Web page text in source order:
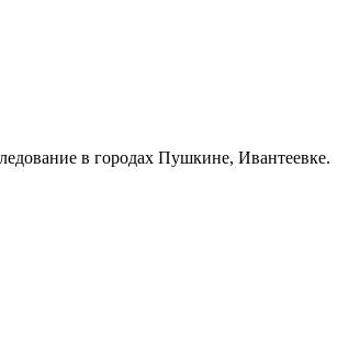
в городах Пушкине, Ивантеевке.